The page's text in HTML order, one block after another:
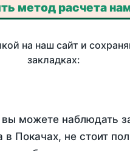
метод расчета
на наш сайт и
закладках:
вы можете наблюдать
в Покачах, не стоит